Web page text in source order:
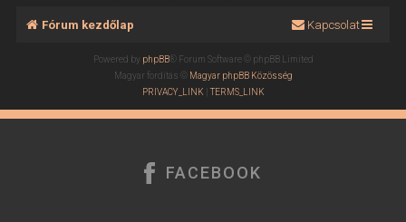
Fórum kezdőlap Kapcsolat
Powered by phpBB® Forum Software © phpBB Limited
Magyar fordítás © Magyar phpBB Közösség
PRIVACY_LINK |TERMS_LINK
FACEBOOK